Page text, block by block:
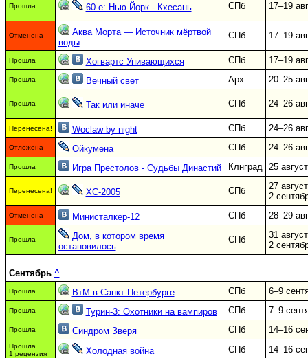
Прошла 60-е: Нью-Йорк - Кхесань СПб 17–19
Отменена
Аква Морта — Источник мёртвой
воды
СПб 17–19
Прошла Хогвартс Упивающихся СПб 17–19
Прошла Вечный свет Арх 20–25
Прошла Так или иначе СПб 24–26
Перенесена! Woclaw by night СПб 24–26
Отложена Ойкумена СПб 24–26
Прошла Игра Престолов - Судьбы Династий Клнград 25
Перенесена! ХС-2005 СПб
27
2
Отменена Министалкер-12 СПб 28–29
Прошла
Дом, в котором время
остановилось
СПб
31
2
Сентябрь ^
Прошла ВтМ в Санкт-Петербурге СПб 6–9
Прошла Турин-3: Охотники на вампиров СПб 7–9
Прошла Синдром Зверя СПб 14–16
Прошла
1 рецензия
Холодная война СПб 14–16